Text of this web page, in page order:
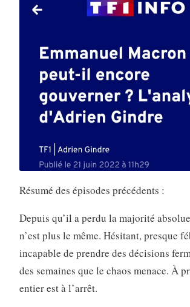
Résumé des épisodes précédents :
Depuis qu’il a perdu la majorité
n’est plus le même. Hésitant, presque
incapable de prendre des décisions
des semaines que le chaos menace. À
entier est à l’arrêt.